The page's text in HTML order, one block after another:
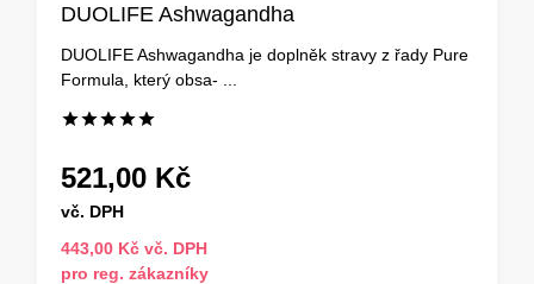
DUOLIFE Ashwagandha
DUOLIFE Ashwagandha je doplněk stravy z řady Pure
Formula, který obsa- ...
521,00 Kč
vč. DPH
443,00 Kč vč. DPH
pro reg. zákazníky